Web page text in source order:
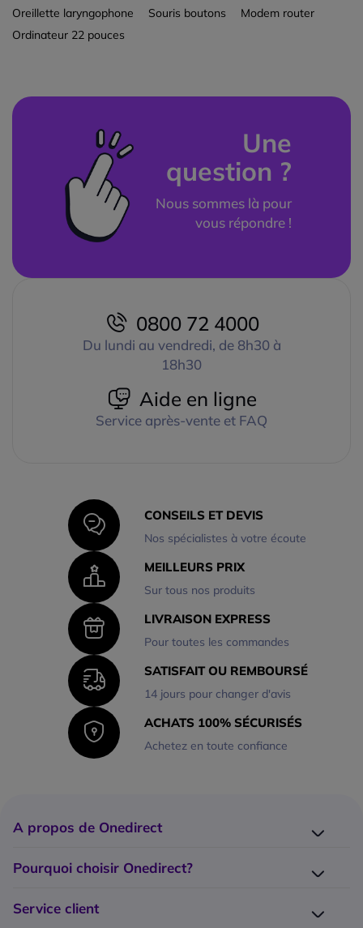
Oreillette laryngophone
Souris boutons
Modem router
Ordinateur 22 pouces
Une
question ?
Nous sommes là pour
vous répondre !
0800 72 4000
Du lundi au vendredi, de 8h30 à
18h30
Aide en ligne
Service après-vente et FAQ
CONSEILS ET DEVIS
Nos spécialistes à votre écoute
MEILLEURS PRIX
Sur tous nos produits
LIVRAISON EXPRESS
Pour toutes les commandes
SATISFAIT OU REMBOURSÉ
14 jours pour changer d'avis
ACHATS 100% SÉCURISÉS
Achetez en toute confiance
A propos de Onedirect
Nos marques
Catalogue Onedirect
Pourquoi choisir Onedirect?
Service client